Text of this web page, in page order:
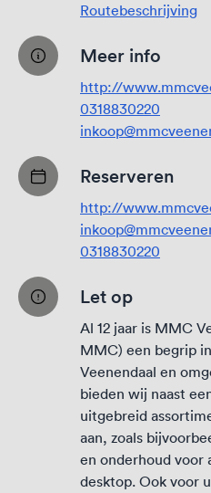
Routebeschrijving
Meer info
http://
0318830220
Reserveren
http://
0318830220
Let op
Al 12 jaar is MMC
MMC) een begrip in
Veenendaal en
bieden wij naast
uitgebreid
aan, zoals
en onderhoud voor
desktop. Ook voor